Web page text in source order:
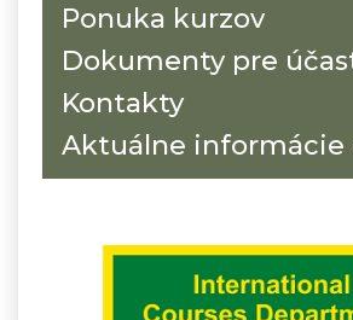
Ponuka kurzov
Dokumenty pre
Kontakty
Aktuálne informácie